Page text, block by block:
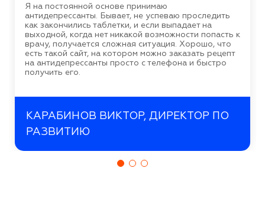
Я на постоянной основе принимаю
антидепрессанты. Бывает, не успеваю проследить
как закончились таблетки, и если выпадает на
выходной, когда нет никакой возможности попасть к
врачу, получается сложная ситуация. Хорошо, что
есть такой сайт, на котором можно заказать рецепт
на антидепрессанты просто с телефона и быстро
получить его.
КАРАБИНОВ ВИКТОР, ДИРЕКТОР ПО
РАЗВИТИЮ